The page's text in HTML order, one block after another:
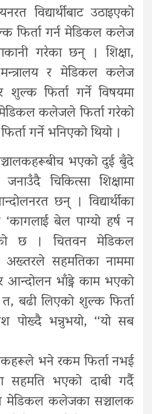
विद्यार्थीबाट उठाइएको
फिर्ता गर्न मेडिकल कलेज
गरेका छन् । शिक्षा,
मन्त्रालय र मेडिकल कलेज
शुल्क फिर्ता गर्ने विषयमा
कलेजले फिर्ता गरेको
गर्ने भनिएको थियो ।
भएको दुई बुँदे
चिकित्सा शिक्षामा
छन् । विद्यार्थीका
बेल पाग्यो हर्ष न
छ । चितवन मेडिकल
सहमतिका नाममा
र आन्दोलन भाँड्ने काम भएको
त, बढी लिएको शुल्क फिर्ता
पोख्दै भन्नुभयो, ‘‘यो सब
भने रकम फिर्ता नभई
सहमति भएको दाबी गर्दै
कलेजका सञ्चालक